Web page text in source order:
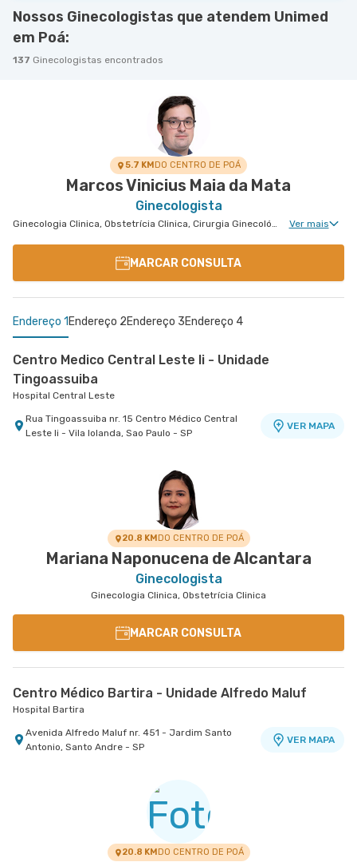
Nossos Ginecologistas que atendem Unimed
em Poá:
137 Ginecologistas encontrados
5.7 KMDO CENTRO DE POÁ
Marcos Vinicius Maia da Mata
Ginecologista
Ginecologia Clinica, Obstetrícia Clinica, Cirurgia Ginecológica, Núcleo de Endometriose, Gravidez de Alto Risco, Cirurgia Oncológica Ginecológica, Uroginecologia, Cirurgia Robótica Ginecológica, Cirurgia Robótica Geral, Ginecologia Oncológica, Miomatose Uterina(Miomas), Ginecologia Videohisteroscopia Ver mais
MARCAR CONSULTA
Endereço 1 Endereço 2Endereço 3Endereço 4
Centro Medico Central Leste Ii - Unidade
Tingoassuiba
Hospital Central Leste
Rua Tingoassuiba nr. 15 Centro Médico Central
Leste Ii - Vila Iolanda, Sao Paulo - SP
VER MAPA
Rua Jose Versolato nr. 101 Centro Médico Domo -
Bloco A - Centro, Sao Bernardo do Campo - SP
Rua Bras Cardoso nr. 677 Anexo 699 - Vila Nova
Estrada de Itapecerica nr. 4617 - Capao
20.8 KMDO CENTRO DE POÁ
Mariana Naponucena de Alcantara
Ginecologista
Ginecologia Clinica, Obstetrícia Clinica
MARCAR CONSULTA
Centro Médico Bartira - Unidade Alfredo Maluf
Hospital Bartira
Avenida Alfredo Maluf nr. 451 - Jardim Santo
Antonio, Santo Andre - SP
VER MAPA
20.8 KMDO CENTRO DE POÁ